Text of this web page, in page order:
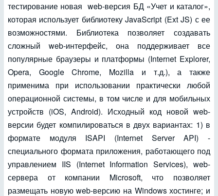
тестирование новая web-версия БД «Учет и каталог»,
которая использует библиотеку JavaScript (Ext JS) с ее
возможностями. Библиотека позволяет создавать
сложный web-интерфейс, она поддерживает все
популярные браузеры и платформы (Internet Explorer,
Opera, Google Chrome, Mozilla и т.д.), а также
применима при использовании практически любой
операционной системы, в том числе и для мобильных
устройств (iOS, Android). Исходный код новой web-
версии будет компилироваться в двух вариантах: 1) в
формате модуля ISAPI (Internet Server API) -
специального формата приложения, работающего под
управлением IIS (Internet Information Services), web-
сервера от компании Microsoft, что позволяет
размещать новую web-версию на Windows хостинге; и